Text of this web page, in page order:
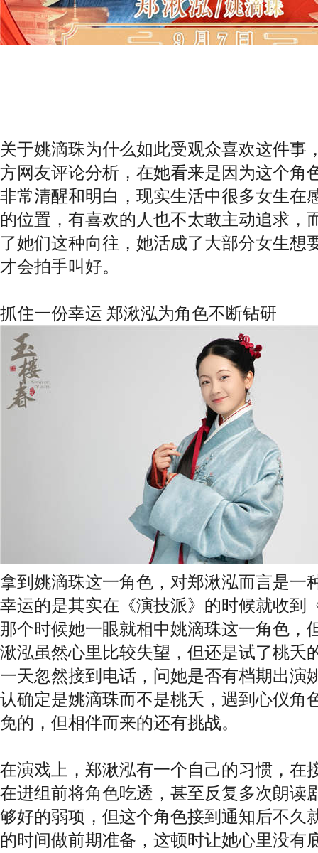
关于姚滴珠为什么如此受观众喜欢这件事
方网友评论分析，在她看来是因为这个角
非常清醒和明白，现实生活中很多女生在
的位置，有喜欢的人也不太敢主动追求，
了她们这种向往，她活成了大部分女生想
才会拍手叫好。
抓住一份幸运 郑湫泓为角色不断钻研
拿到姚滴珠这一角色，对郑湫泓而言是一
幸运的是其实在《演技派》的时候就收到
那个时候她一眼就相中姚滴珠这一角色，
湫泓虽然心里比较失望，但还是试了桃夭
一天忽然接到电话，问她是否有档期出演
认确定是姚滴珠而不是桃夭，遇到心仪角
免的，但相伴而来的还有挑战。
在演戏上，郑湫泓有一个自己的习惯，在
在进组前将角色吃透，甚至反复多次朗读
够好的弱项，但这个角色接到通知后不久
的时间做前期准备，这顿时让她心里没有